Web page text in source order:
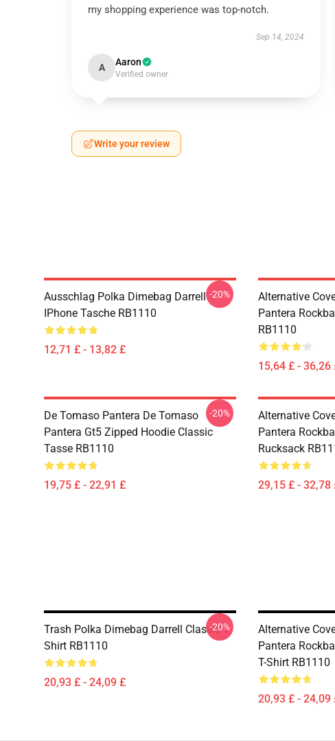
my shopping experience was top-notch.
Sep 14, 2024
A Aaron
Verified owner
Write your review
Ausschlag Polka Dimebag Darrell
IPhone Tasche RB1110
12,71 £ - 13,82 £
-20%
Alternative
Pantera
RB1110
15,64 £ - 36,26
De Tomaso Pantera De Tomaso
Pantera Gt5 Zipped Hoodie Classic
Tasse RB1110
19,75 £ - 22,91 £
-20%
Alternative
Pantera
Rucksack
29,15 £ - 32,78
Trash Polka Dimebag Darrell Classic T-
Shirt RB1110
20,93 £ - 24,09 £
-20%
Alternative
Pantera
T-Shirt RB1110
20,93 £ - 24,09